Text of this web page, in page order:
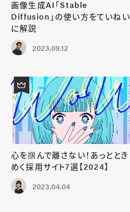
画像生成AI「Stable
Diffusion」の使い方をていねい
に解説
2023.09.12
心を掴んで離さない！あっととき
めく採用サイト7選【2024】
2023.04.04